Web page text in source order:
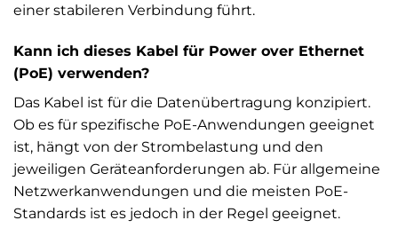
einer stabileren Verbindung führt.
Kann ich dieses Kabel für Power over Ethernet
(PoE) verwenden?
Das Kabel ist für die Datenübertragung konzipiert.
Ob es für spezifische PoE-Anwendungen geeignet
ist, hängt von der Strombelastung und den
jeweiligen Geräteanforderungen ab. Für allgemeine
Netzwerkanwendungen und die meisten PoE-
Standards ist es jedoch in der Regel geeignet.